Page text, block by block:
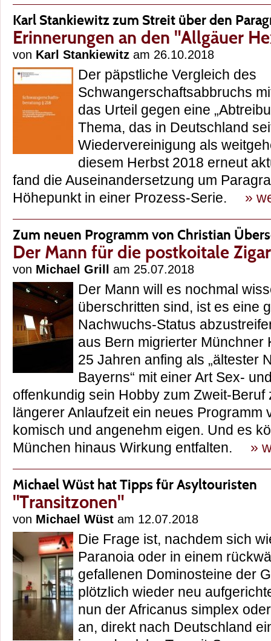
Karl Stankiewitz zum Streit über den
Erinnerungen an den "Allgäuer
von Karl Stankiewitz am 26.10.2018
Der päpstliche Vergleich des
Schwangerschaftsabbruchs
das Urteil gegen eine
Thema, das in Deutschland
Wiedervereinigung als
diesem Herbst 2018 erneut
fand die Auseinandersetzung um
Höhepunkt in einer Prozess-Serie. »
Zum neuen Programm von Christian
Der Mann für die postkoitale
von Michael Grill am 25.07.2018
Der Mann will es nochmal
überschritten sind, ist es eine
Nachwuchs-Status
aus Bern migrierter Münchner
25 Jahren anfing als „ältester
Bayerns“ mit einer Art Sex-
offenkundig sein Hobby zum Zweit-Beruf
längerer Anlaufzeit ein neues Programm
komisch und angenehm eigen. Und es
München hinaus Wirkung entfalten. »
Michael Wüst hat Tipps für Asyltouristen
"Transitzonen"
von Michael Wüst am 12.07.2018
Die Frage ist, nachdem sich
Paranoia oder in einem
gefallenen Dominosteine der
plötzlich wieder neu
nun der Africanus simplex
an, direkt nach Deutschland